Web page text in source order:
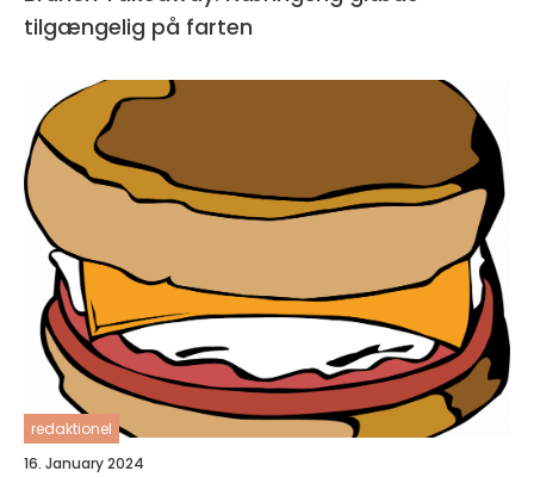
tilgængelig på farten
redaktionel
16. January 2024